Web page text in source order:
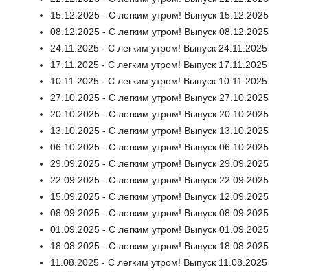
15.12.2025 - С легким утром! Выпуск 15.12.2025
08.12.2025 - С легким утром! Выпуск 08.12.2025
24.11.2025 - С легким утром! Выпуск 24.11.2025
17.11.2025 - С легким утром! Выпуск 17.11.2025
10.11.2025 - С легким утром! Выпуск 10.11.2025
27.10.2025 - С легким утром! Выпуск 27.10.2025
20.10.2025 - С легким утром! Выпуск 20.10.2025
13.10.2025 - С легким утром! Выпуск 13.10.2025
06.10.2025 - С легким утром! Выпуск 06.10.2025
29.09.2025 - С легким утром! Выпуск 29.09.2025
22.09.2025 - С легким утром! Выпуск 22.09.2025
15.09.2025 - С легким утром! Выпуск 12.09.2025
08.09.2025 - С легким утром! Выпуск 08.09.2025
01.09.2025 - С легким утром! Выпуск 01.09.2025
18.08.2025 - С легким утром! Выпуск 18.08.2025
11.08.2025 - С легким утром! Выпуск 11.08.2025